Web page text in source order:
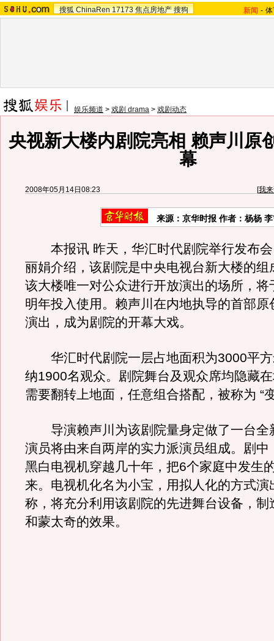
搜狐 ChinaRen 17173 焦点房地产 搜狗 新闻 -
娱乐频道 > 戏剧 drama > 戏剧动态
央视新大楼内剧院亮相 赖声川原
幕
2008年05月14日08:23 [我
来源：京华时报 作者：杨杨
本报讯 昨天，华汇时代剧院举行发布会
丽娟介绍，该剧院是中央电视台新大楼的组
该大楼唯一对公众进行开放演出的场所，将
明年投入使用。赖声川在内地执导的首部原
演出，成为剧院的开幕大戏。
华汇时代剧院一层占地面积为3000平方
纳1900名观众。剧院舞台及观众席均隐藏
需要翻转上地面，任意组合搭配，被称为 “
导演赖声川为该剧院量身定做了一台全
演员将由来自两岸的实力派演员组成。剧中
黑白电视机穿越几十年，把6个家庭中发生
来。电视机化名为小宝，用拟人化的方式演
称，将充分利用该剧院的先进舞台设备，制
和蒙太奇的效果。